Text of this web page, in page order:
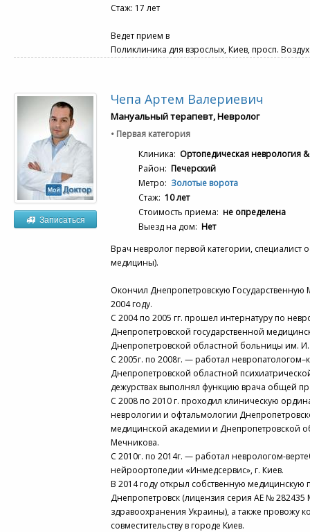
Стаж: 17 лет
Ведет прием в
Поликлиника для взрослых, Киев, просп.
Записаться
Чепа Артем Валериевич
Мануальный терапевт, Невролог
• Первая категория
Клиника: Ортопедическая неврология
Район: Печерский
Метро: Золотые ворота
Стаж: 10 лет
Стоимость приема: не определена
Выезд на дом: Нет
Врач невролог первой категории, специалист
медицины).
Окончил Днепропетровскую
2004 году.
С 2004 по 2005 гг. прошел интернатуру по
Днепропетровской государственной
Днепропетровской областной больницы им.
С 2005г. по 2008г. — работал
Днепропетровской областной
дежурствах выполнял функцию врача общей
С 2008 по 2010 г. проходил клиническую
неврологии и офтальмологии
медицинской академии и Днепропетровской
Мечникова.
С 2010г. по 2014г. — работал неврологом-
нейроортопедии «Инмедсервис», г. Киев.
В 2014 году открыл собственную медицинскую
Днепропетровск (лицензия серия АЕ № 282435
здравоохранения Украины), а также провожу
совместительству в городе Киев.